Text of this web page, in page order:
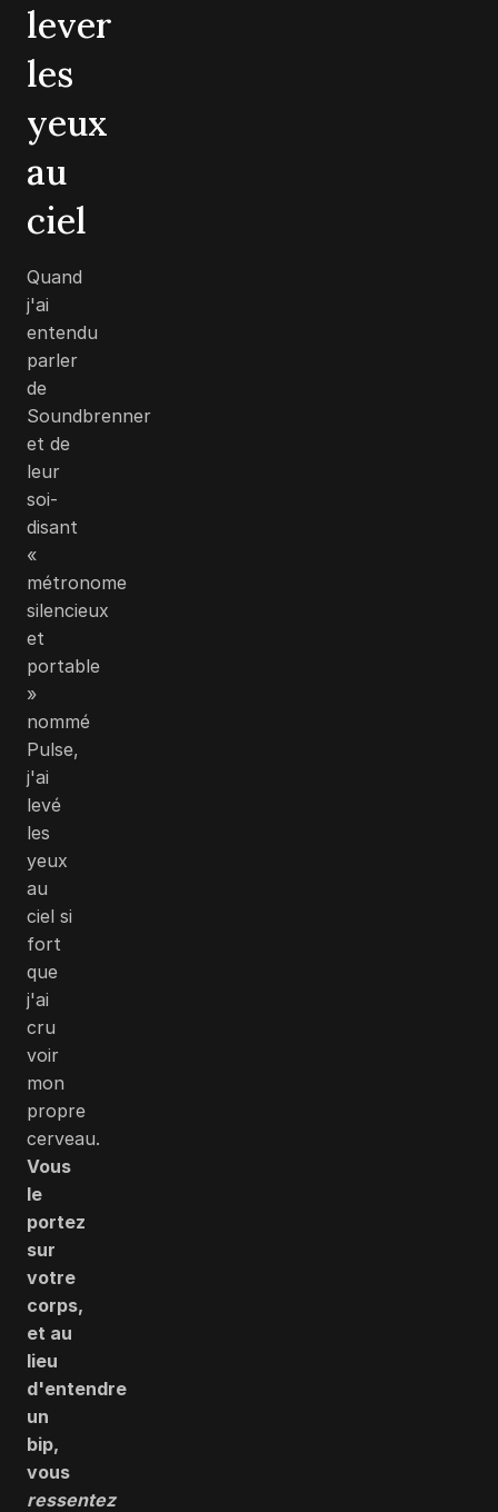
lever
les
yeux
au
ciel
Quand
j'ai
entendu
parler
de
Soundbrenner
et de
leur
soi-
disant
«
métronome
silencieux
et
portable
»
nommé
Pulse,
j'ai
levé
les
yeux
au
ciel si
fort
que
j'ai
cru
voir
mon
propre
cerveau.
Vous
le
portez
sur
votre
corps,
et au
lieu
d'entendre
un
bip,
vous
ressentez